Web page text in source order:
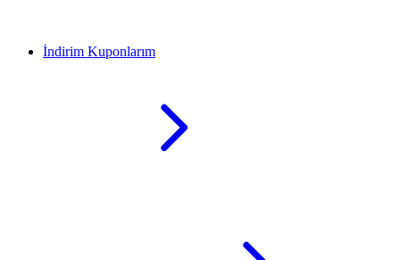
İndirim Kuponlarım